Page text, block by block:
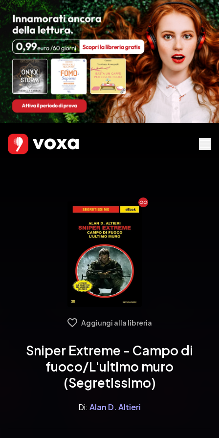
Ebook
Aggiungi alla libreria
Sniper Extreme - Campo di
fuoco/L'ultimo muro
(Segretissimo)
Di: Alan D. Altieri